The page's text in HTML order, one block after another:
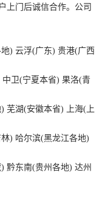
上门后诚信合作。公司
) 云浮(广东) 贵港(广西
中卫(宁夏本省) 果洛(青
芜湖(安徽本省) 上海(上
) 哈尔滨(黑龙江各地)
黔东南(贵州各地) 达州